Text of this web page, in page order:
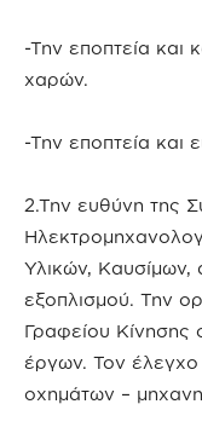
-Την εποπτεία και
χαρών.
-Την εποπτεία και
2.Την ευθύνη της
Υλικών, Καυσίμων,
εξοπλισμού. Την
Γραφείου Κίνησης
έργων. Τον έλεγχο
οχημάτων –